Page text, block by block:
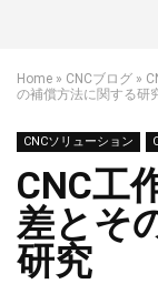
Home » CNCブログ »
の補償方法に関する研
CNCソリューション
CNC工
差とそ
研究